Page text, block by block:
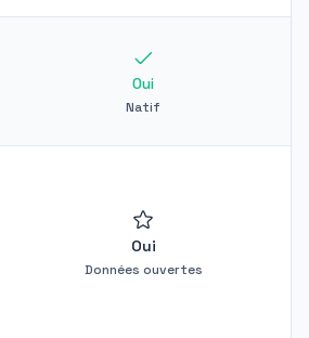
Oui
Natif
Oui
Données ouvertes